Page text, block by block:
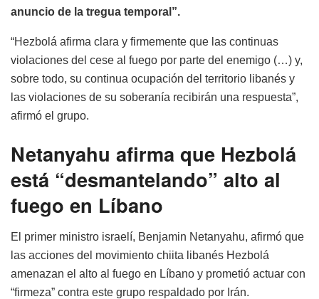
anuncio de la tregua temporal”.
“Hezbolá afirma clara y firmemente que las continuas
violaciones del cese al fuego por parte del enemigo (…) y,
sobre todo, su continua ocupación del territorio libanés y
las violaciones de su soberanía recibirán una respuesta”,
afirmó el grupo.
Netanyahu afirma que Hezbolá
está “desmantelando” alto al
fuego en Líbano
El primer ministro israelí, Benjamin Netanyahu, afirmó que
las acciones del movimiento chiita libanés Hezbolá
amenazan el alto al fuego en Líbano y prometió actuar con
“firmeza” contra este grupo respaldado por Irán.